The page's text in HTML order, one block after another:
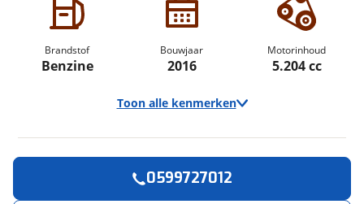
Brandstof
Benzine
Bouwjaar
2016
Motorinhoud
5.204 cc
Toon alle kenmerken
0599727012
proefritaan!
vraag!
Ontvang gratis jouw